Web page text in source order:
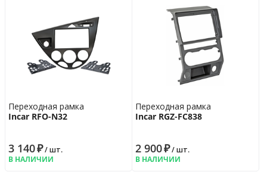
Переходная рамка
Incar RFO-N32
3 140₽/ шт.
В НАЛИЧИИ
Переходная рамка
Incar RGZ-FC838
2 900₽/ шт.
В НАЛИЧИИ